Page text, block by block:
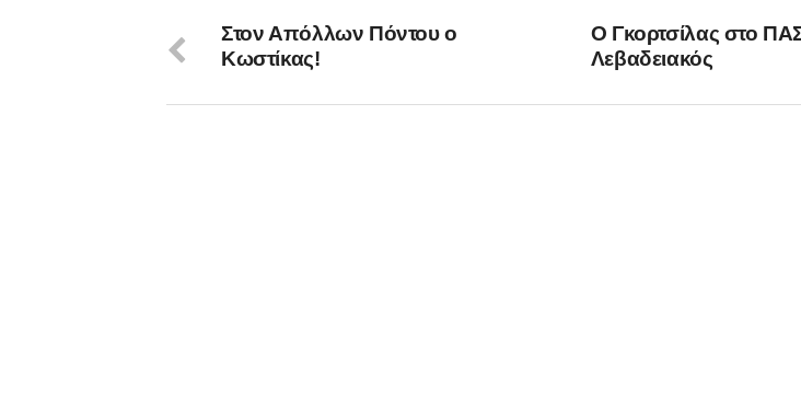
Ο Γκορτσίλας στο
Λεβαδειακός
Στον Απόλλων Πόντου ο
Κωστίκας!